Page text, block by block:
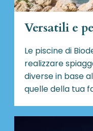
Versatili e
Le piscine di
realizzare
diverse in base
quelle della tua